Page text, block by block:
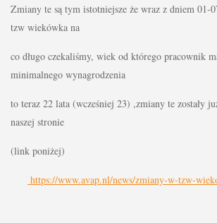
Zmiany te są tym istotniejsze że wraz z dniem 01-
tzw wiekówka na
co długo czekaliśmy, wiek od którego pracownik
minimalnego wynagrodzenia
to teraz 22 lata (wcześniej 23) ,zmiany te zostały
naszej stronie
(link poniżej)
https://www.avap.nl/news/zmiany-w-tzw-